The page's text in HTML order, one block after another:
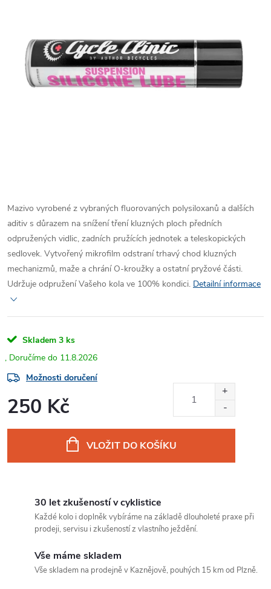
Mazivo vyrobené z vybraných fluorovaných polysiloxanů a dalších
aditiv s důrazem na snížení tření kluzných ploch předních
odpružených vidlic, zadních pružících jednotek a teleskopických
sedlovek. Vytvořený mikrofilm odstraní trhavý chod kluzných
mechanizmů, maže a chrání O-kroužky a ostatní pryžové části.
Udržuje odpružení Vašeho kola ve 100% kondici. Detailní informace
Skladem 3 ks
11.8.2026
Možnosti doručení
250 Kč
VLOŽIT DO KOŠÍKU
30 let zkušeností v cyklistice
Každé kolo i doplněk vybíráme na základě dlouholeté praxe při
prodeji, servisu i zkušeností z vlastního ježdění.
Vše máme skladem
Vše skladem na prodejně v Kaznějově, pouhých 15 km od Plzně.